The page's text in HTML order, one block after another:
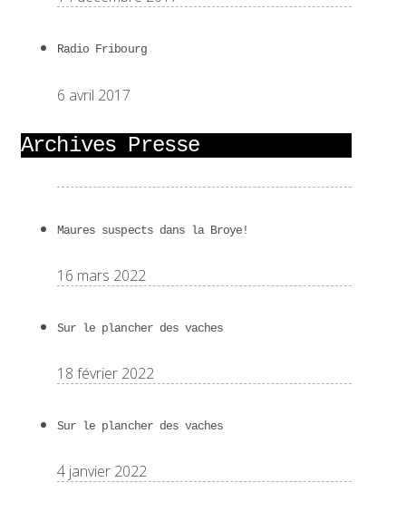
Radio Fribourg
6 avril 2017
Archives Presse
Maures suspects dans la Broye!
16 mars 2022
Sur le plancher des vaches
18 février 2022
Sur le plancher des vaches
4 janvier 2022